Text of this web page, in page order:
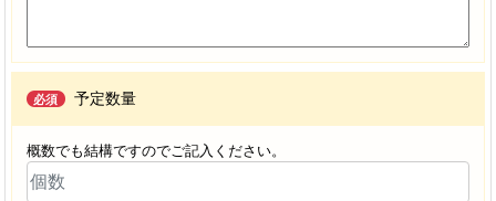
必須 予定数量
概数でも結構ですのでご記入ください。